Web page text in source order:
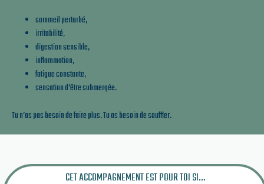
sommeil perturbé,
irritabilité,
digestion sensible,
inflammation,
fatigue constante,
sensation d’être submergée.
Tu n’as pas besoin de faire plus.Tu as besoin de souffler.
CET ACCOMPAGNEMENT EST POUR TOI SI…